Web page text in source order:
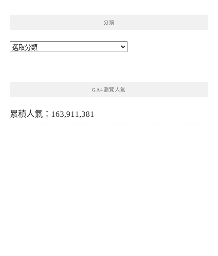
分類
分
GA4瀏覽人氣
累積人氣：163,911,381